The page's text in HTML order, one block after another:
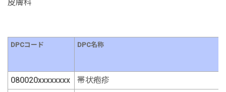
皮膚科
DPCコード DPC名称
080020xxxxxxxx
帯状疱疹